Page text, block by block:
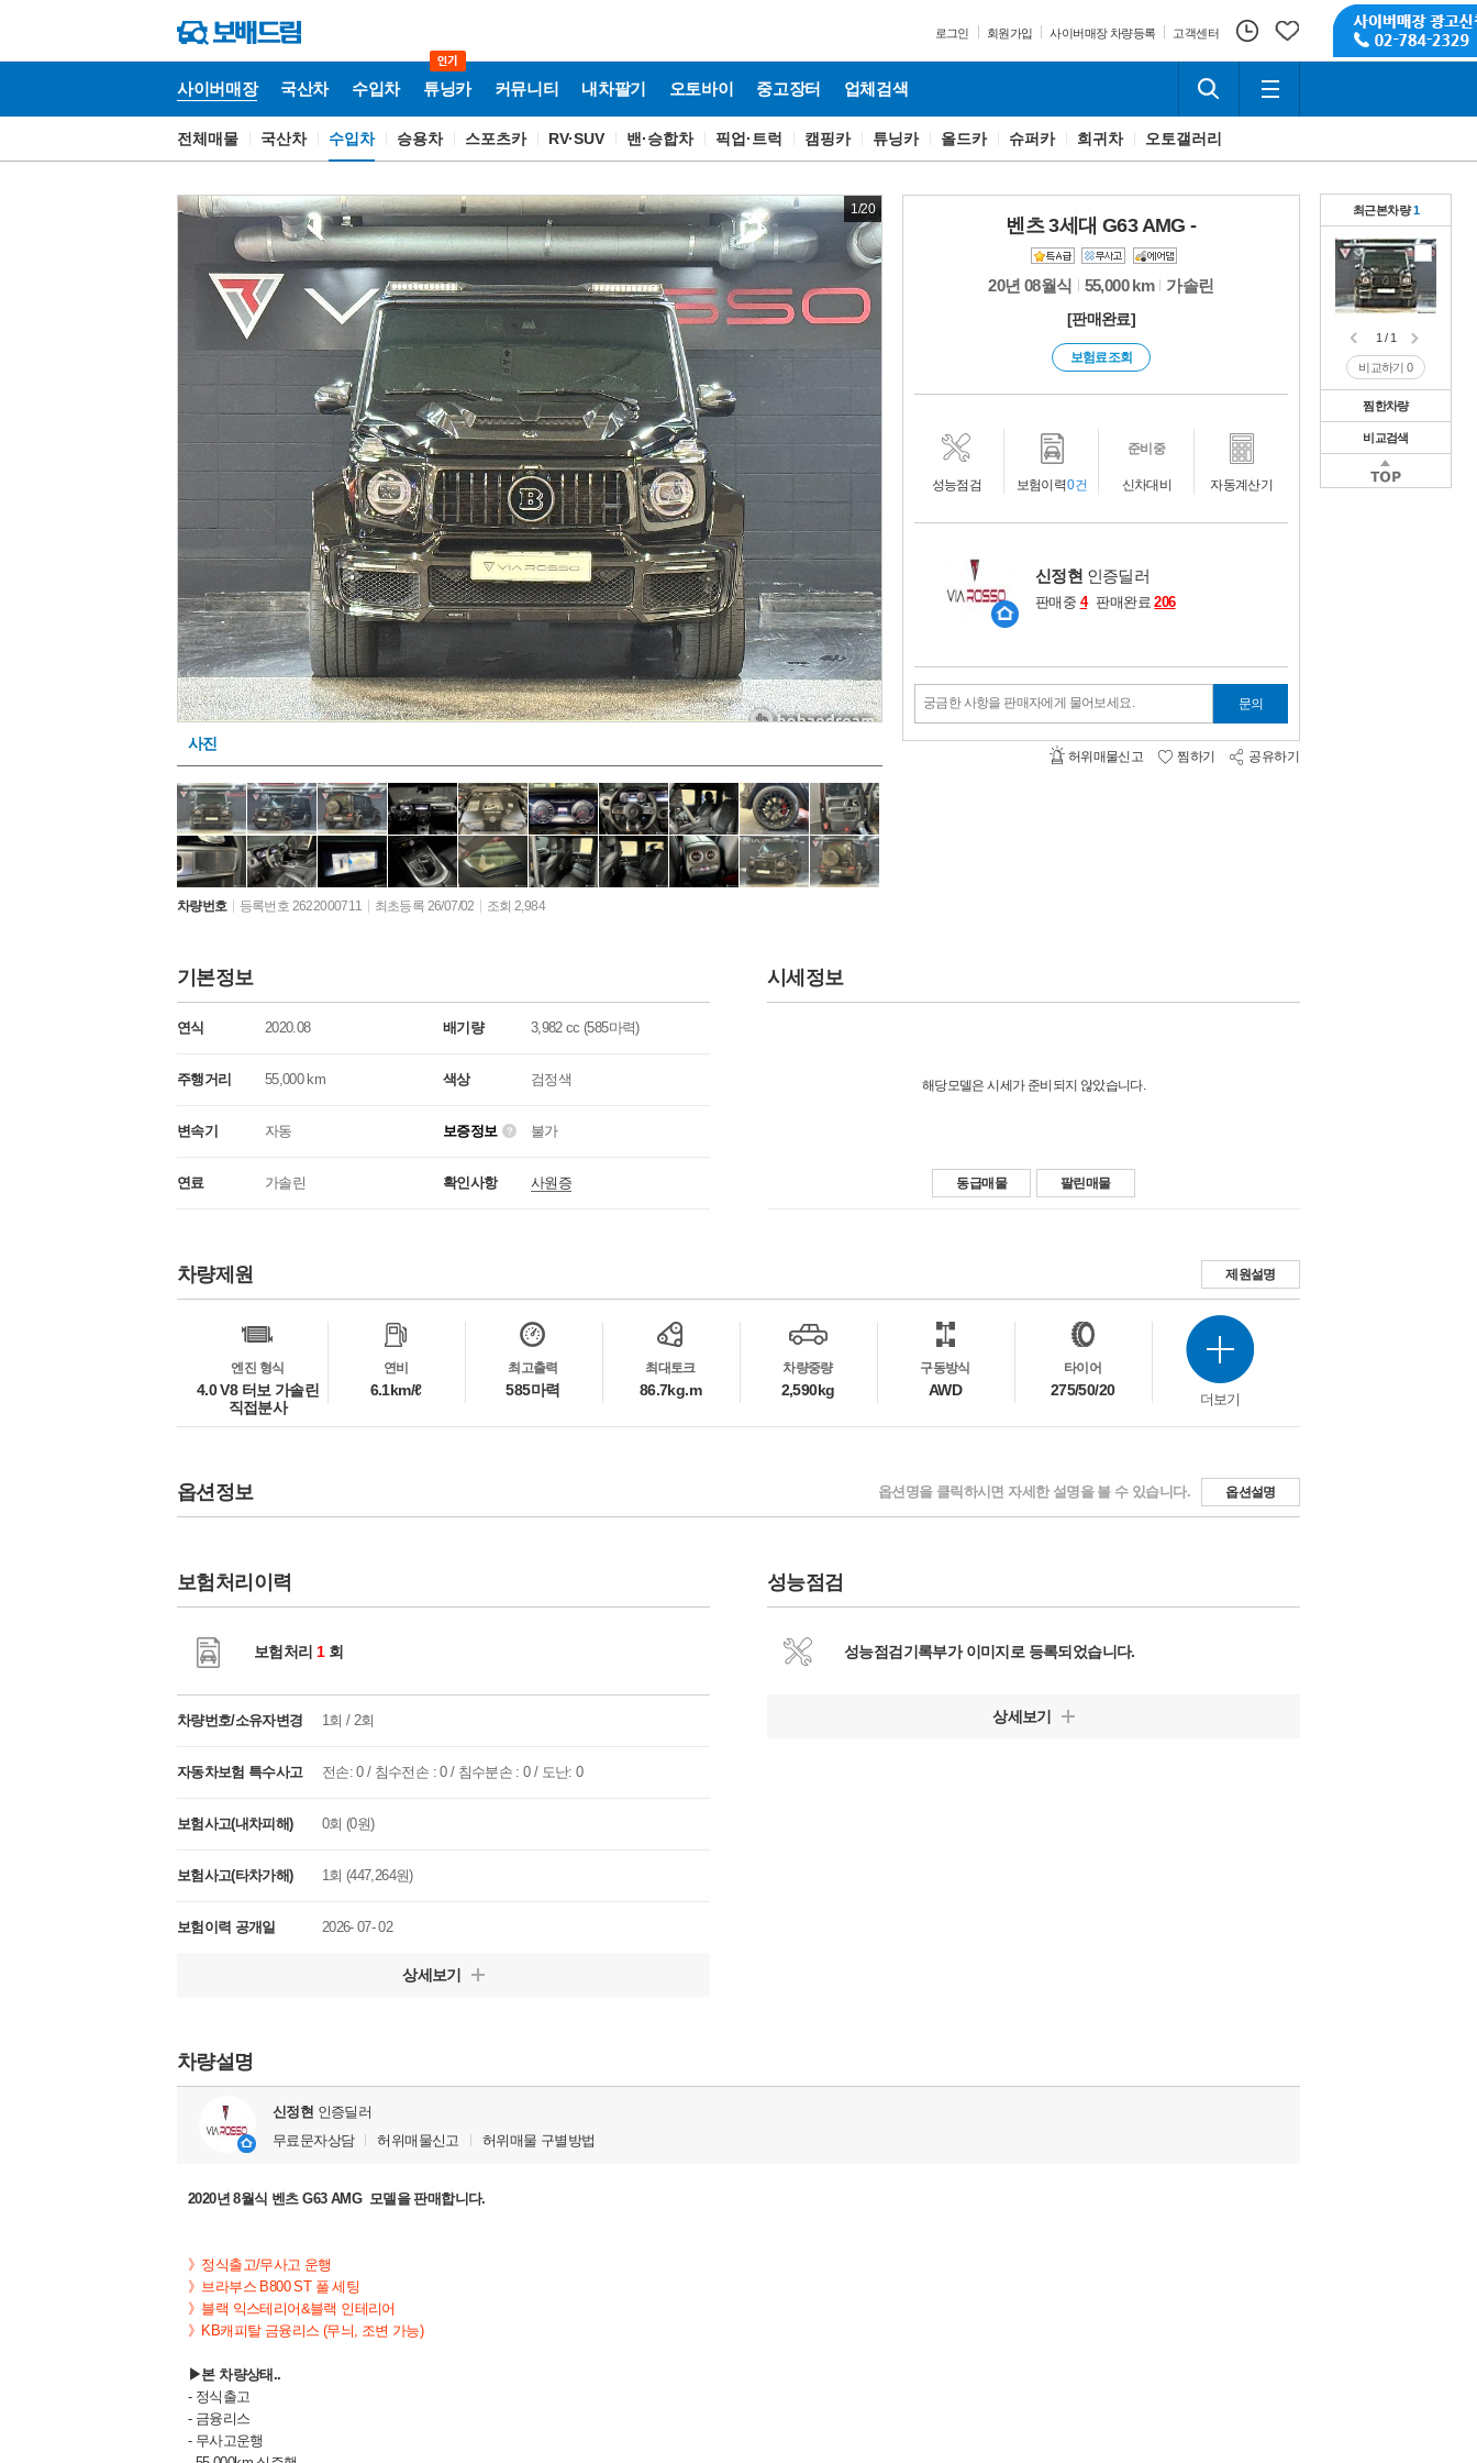
로그인 회원가입 사이버매장 차량등록 고객센터
사이버매장 국산차 수입차 튜닝카 커뮤니티 내차팔기 오토바이 중고장터 업체검색
사
전체매물 국산차 수입차 승용차 스포츠카 RV·SUV 밴·승합차 픽업·트럭 캠핑카 튜닝카 올드카 슈퍼카 희귀차 오토갤러리
1/20
사진
차량번호 등록번호 2622000711 최초등록 26/07/02 조회 2,984
벤츠 3세대 G63 AMG -
20년 08월식 55,000 km 가솔린
[판매완료]
보험료조회
성능점검 보험이력0건 신차대비
준비중
자동계산기
신정현 인증딜러
판매중 4 판매완료206
궁금한 사항을 판매자에게 물어보세요. 문의
허위매물신고 찜하기 공유하기
기본정보
연식 2020.08 배기량 3,982 cc (585마력)
주행거리 55,000 km 색상 검정색
변속기 자동 보증정보 불가
연료 가솔린 확인사항 사원증
시세정보
해당모델은 시세가 준비되지 않았습니다.
동급매물 팔린매물
차량제원
제원설명
엔진 형식
4.0 V8 터보 가솔린
직접분사
연비
6.1km/ℓ
최고출력
585마력
최대토크
86.7kg.m
차량중량
2,590kg
구동방식
AWD
타이어
275/50/20
더보기
옵션정보 옵션명을 클릭하시면 자세한 설명을 볼 수 있습니다. 옵션설명
보험처리이력
보험처리 1회
차량번호/소유자변경 1회 / 2회
자동차보험 특수사고 전손: 0 / 침수전손 : 0 / 침수분손 : 0 / 도난: 0
보험사고(내차피해) 0회 (0원)
보험사고(타차가해) 1회 (447,264원)
보험이력 공개일 2026- 07- 02
상세보기
성능점검
성능점검기록부가 이미지로 등록되었습니다.
상세보기
차량설명
신정현 인증딜러
무료문자상담
허위매물신고 허위매물 구별방법
2020년 8월식 벤츠 G63 AMG 모델을 판매합니다.
》정식출고/무사고 운행
》 브라부스 B800 ST 풀 세팅
》블랙 익스테리어&블랙 인테리어
》 KB캐피탈 금융리스 (무늬, 조변 가능)
▶본 차량상태..
- 정식출고
- 금융리스
- 무사고운행
최근본차량1
1 / 1
비교하기0
찜한차량
1 / 1
비교하기
비교검색
1 / 1